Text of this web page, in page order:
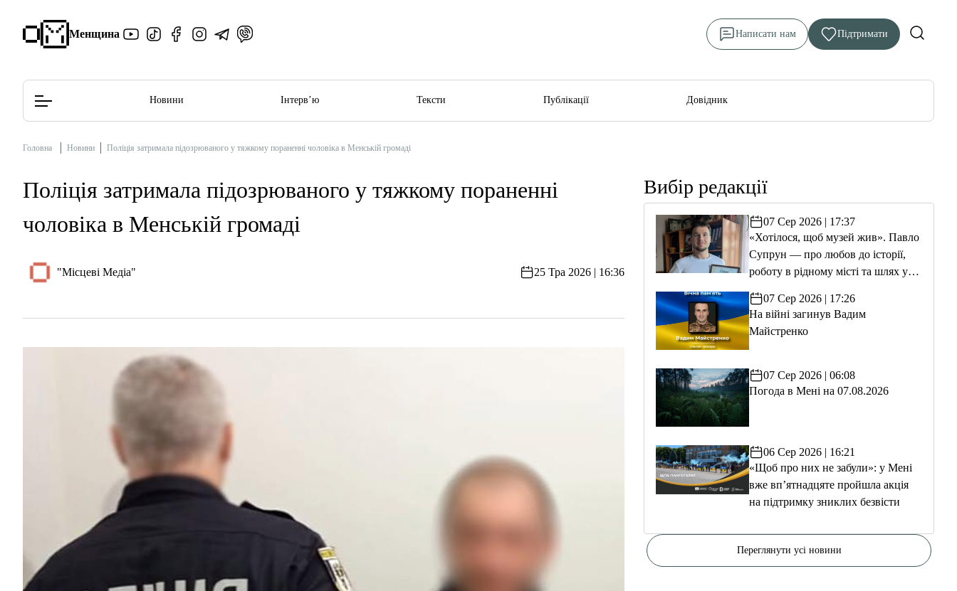
Менщина Написати нам Підтримати
Редакційна політика
Новини Інтерв’ю Тексти Публікації Довідник
Головна Новини Поліція затримала підозрюваного у тяжкому пораненні чоловіка в Менській громаді
Поліція затримала підозрюваного у тяжкому пораненні
чоловіка в Менській громаді
"Місцеві Медіа" 25 Тра 2026 | 16:36
Вибір редакції
07 Сер 2026 | 17:37
«Хотілося, щоб музей жив». Павло
Супрун — про любов до історії,
роботу в рідному місті та шлях у
07 Сер 2026 | 17:26
На війні загинув Вадим
Майстренко
07 Сер 2026 | 06:08
Погода в Мені на 07.08.2026
06 Сер 2026 | 16:21
«Щоб про них не забули»: у Мені
вже вп’ятнадцяте пройшла акція
на підтримку зниклих безвісти
Переглянути усі новини